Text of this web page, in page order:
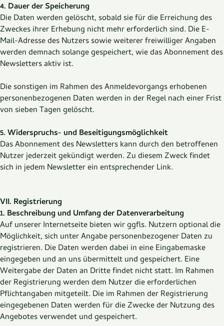
4. Dauer der Speicherung
Die Daten werden gelöscht, sobald sie für die Erreichung des
Zweckes ihrer Erhebung nicht mehr erforderlich sind. Die E-
Mail-Adresse des Nutzers sowie weiterer freiwilliger Angaben
werden demnach solange gespeichert, wie das Abonnement des
Newsletters aktiv ist.
Die sonstigen im Rahmen des Anmeldevorgangs erhobenen
personenbezogenen Daten werden in der Regel nach einer Frist
von sieben Tagen gelöscht.
5. Widerspruchs- und Beseitigungsmöglichkeit
Das Abonnement des Newsletters kann durch den betroffenen
Nutzer jederzeit gekündigt werden. Zu diesem Zweck findet
sich in jedem Newsletter ein entsprechender Link.
VII. Registrierung
1. Beschreibung und Umfang der Datenverarbeitung
Auf unserer Internetseite bieten wir ggfls. Nutzern optional die
Möglichkeit, sich unter Angabe personenbezogener Daten zu
registrieren. Die Daten werden dabei in eine Eingabemaske
eingegeben und an uns übermittelt und gespeichert. Eine
Weitergabe der Daten an Dritte findet nicht statt. Im Rahmen
der Registrierung werden dem Nutzer die erforderlichen
Pflichtangaben mitgeteilt. Die im Rahmen der Registrierung
eingegebenen Daten werden für die Zwecke der Nutzung des
Angebotes verwendet und gespeichert.